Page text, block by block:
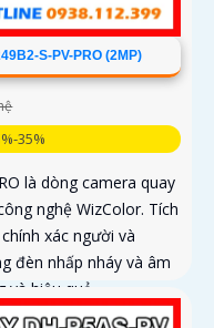
S-PV-PRO (2MP)
35%
là dòng camera quay
nghệ WizColor. Tích
xác người và
đèn nhấp nháy và âm
và hiệu quả